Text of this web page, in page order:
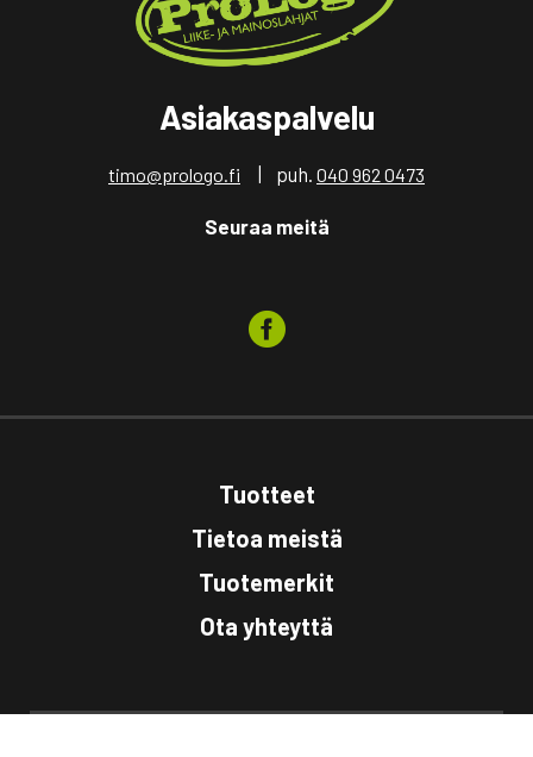
Asiakaspalvelu
timo@prologo.fi | puh. 040 962 0473
Seuraa meitä
Tuotteet
Tietoa meistä
Tuotemerkit
Ota yhteyttä